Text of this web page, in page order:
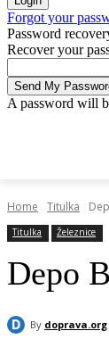
Forgot your
Password
Recover your
A password will
Home Titulka
Titulka Železnice
Depo
By doprava.org